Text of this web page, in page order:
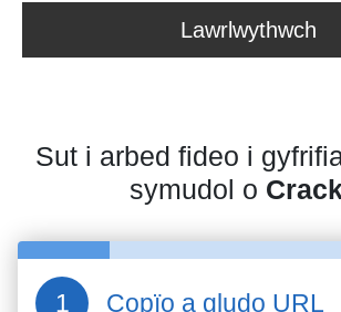
Lawrlwythwch
Sut i arbed fideo i
symudol o
Copïo a gludo URL